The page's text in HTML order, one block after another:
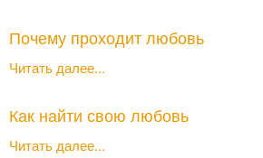
Почему проходит любовь
Читать далее...
Как найти свою любовь
Читать далее...